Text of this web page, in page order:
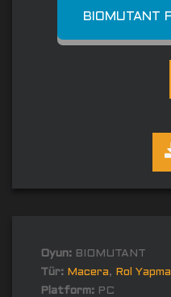
BIOMUTANT
Oyun: BIOMUTANT
Tür: Macera,
Rol
Platform: PC